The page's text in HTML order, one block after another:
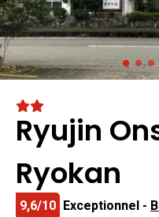
Ryujin
Ryokan
9,6/10 Exceptionnel -